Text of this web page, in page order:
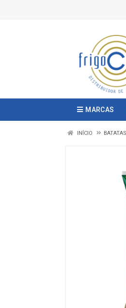
MARCAS
INÍCIO